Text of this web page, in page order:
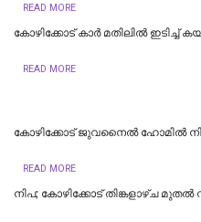
READ MORE
കോഴിക്കോട് കാർ മതിലിൽ ഇടിച്ച്
READ MORE
കോഴിക്കോട് ജുവനൈല്‍ ഹോമില്‍
READ MORE
നിപ; കോഴിക്കോട് തിങ്കളാഴ്ച